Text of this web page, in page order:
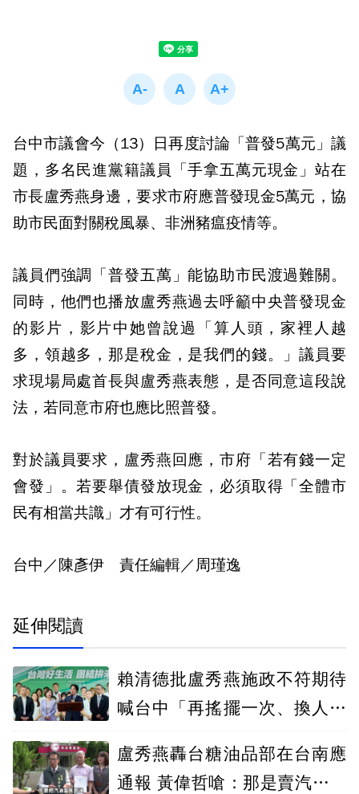
台中市議會今（13）日再度討論「普發5萬元」議
題，多名民進黨籍議員「手拿五萬元現金」站在
市長盧秀燕身邊，要求市府應普發現金5萬元，協
助市民面對關稅風暴、非洲豬瘟疫情等。
議員們強調「普發五萬」能協助市民渡過難關。
同時，他們也播放盧秀燕過去呼籲中央普發現金
的影片，影片中她曾說過「算人頭，家裡人越
多，領越多，那是稅金，是我們的錢。」議員要
求現場局處首長與盧秀燕表態，是否同意這段說
法，若同意市府也應比照普發。
對於議員要求，盧秀燕回應，市府「若有錢一定
會發」。若要舉債發放現金，必須取得「全體市
民有相當共識」才有可行性。
台中／陳彥伊 責任編輯／周瑾逸
延伸閱讀
賴清德批盧秀燕施政不符期待
喊台中「再搖擺一次、換人換
盧秀燕轟台糖油品部在台南應
通報 黃偉哲嗆：那是賣汽油而